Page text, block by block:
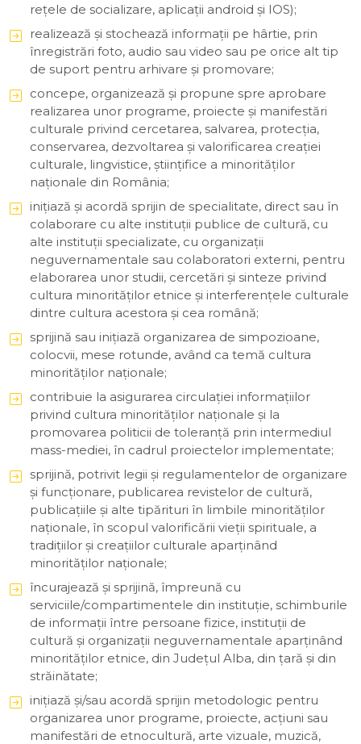
rețele de socializare, aplicații android și IOS);
realizează şi stochează informaţii pe hârtie, prin
înregistrări foto, audio sau video sau pe orice alt tip
de suport pentru arhivare şi promovare;
concepe, organizează şi propune spre aprobare
realizarea unor programe, proiecte şi manifestări
culturale privind cercetarea, salvarea, protecţia,
conservarea, dezvoltarea şi valorificarea creaţiei
culturale, lingvistice, ştiinţifice a minorităţilor
naţionale din România;
iniţiază şi acordă sprijin de specialitate, direct sau în
colaborare cu alte instituţii publice de cultură, cu
alte instituţii specializate, cu organizaţii
neguvernamentale sau colaboratori externi, pentru
elaborarea unor studii, cercetări şi sinteze privind
cultura minorităţilor etnice şi interferenţele culturale
dintre cultura acestora şi cea română;
sprijină sau iniţiază organizarea de simpozioane,
colocvii, mese rotunde, având ca temă cultura
minorităţilor naţionale;
contribuie la asigurarea circulaţiei informaţiilor
privind cultura minorităţilor naţionale şi la
promovarea politicii de toleranţă prin intermediul
mass-mediei, în cadrul proiectelor implementate;
sprijină, potrivit legii și regulamentelor de organizare
și funcționare, publicarea revistelor de cultură,
publicaţiile şi alte tipărituri în limbile minorităţilor
naţionale, în scopul valorificării vieţii spirituale, a
tradiţiilor şi creaţiilor culturale aparţinând
minorităţilor naţionale;
încurajează şi sprijină, împreună cu
serviciile/compartimentele din instituție, schimburile
de informaţii între persoane fizice, instituţii de
cultură şi organizaţii neguvernamentale aparţinând
minorităţilor etnice, din Județul Alba, din ţară şi din
străinătate;
iniţiază şi/sau acordă sprijin metodologic pentru
organizarea unor programe, proiecte, acţiuni sau
manifestări de etnocultură, arte vizuale, muzică,